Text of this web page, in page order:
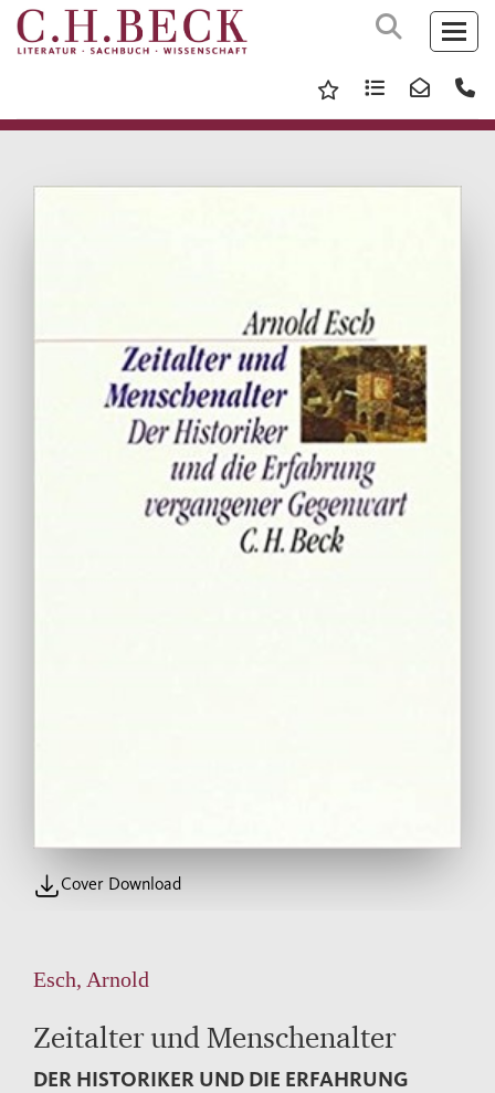
Cover Download
Esch, Arnold
Zeitalter und Menschenalter
DER HISTORIKER UND DIE ERFAHRUNG